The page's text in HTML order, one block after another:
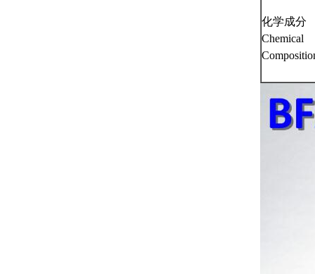
化学成分
Chemical